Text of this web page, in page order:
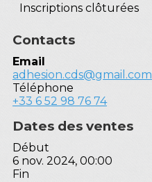
Inscriptions clôturées
Contacts
Email
adhesion.cds@gmail.com
Téléphone
+33 6 52 98 76 74
Dates des ventes
Début
6 nov. 2024, 00:00
Fin